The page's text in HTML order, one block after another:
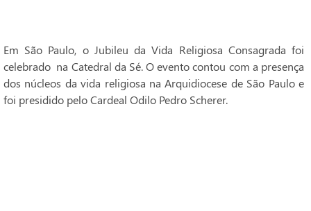
Em São Paulo, o Jubileu da Vida Religiosa Consagrada foi
celebrado na Catedral da Sé. O evento contou com a presença
dos núcleos da vida religiosa na Arquidiocese de São Paulo e
foi presidido pelo Cardeal Odilo Pedro Scherer.